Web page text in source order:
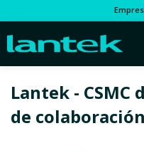
Lantek - CSMC
de colaboración